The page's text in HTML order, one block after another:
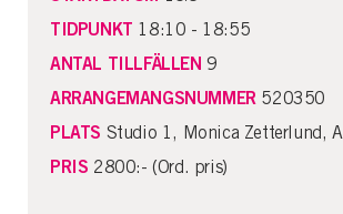
TIDPUNKT 18:10 - 18:55
ANTAL TILLFÄLLEN 9
ARRANGEMANGSNUMMER 520350
PLATS Studio 1, Monica Zetterlund,
PRIS 2800:- (Ord. pris)